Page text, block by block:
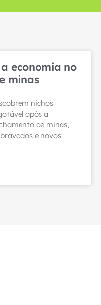
economia no
minas
nichos
após a
de minas,
e novos